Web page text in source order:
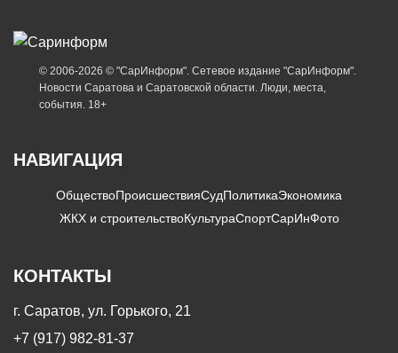
© 2006-2026 © "СарИнформ". Сетевое издание "СарИнформ".
Новости Саратова и Саратовской области. Люди, места,
события. 18+
НАВИГАЦИЯ
ОбществоПроисшествияСудПолитикаЭкономика
ЖКХ и строительствоКультураСпортСарИнФото
КОНТАКТЫ
г. Саратов, ул. Горького, 21
+7 (917) 982-81-37